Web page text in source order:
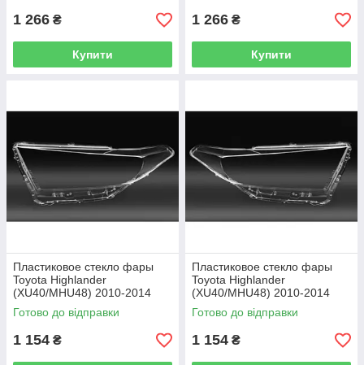
1 266 ₴
Купити
1 266 ₴
Купити
Пластиковое стекло фары
Toyota Highlander
(XU40/MHU48) 2010-2014
левое (водительское)
Готово до відправки
1 154 ₴
Пластиковое стекло фары
Toyota Highlander
(XU40/MHU48) 2010-2014
правое (пассажирское)
Готово до відправки
1 154 ₴